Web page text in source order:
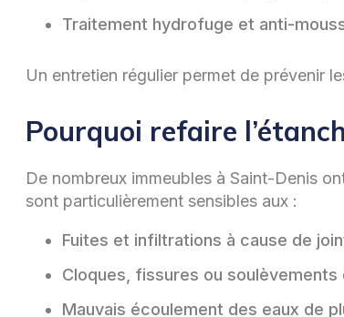
Traitement hydrofuge et anti-
Un entretien régulier permet de prévenir
Pourquoi refaire
De nombreux immeubles à Saint-Denis
sont particulièrement sensibles aux :
Fuites et infiltrations à cause de
Cloques, fissures ou soulèvements
Mauvais écoulement des eaux de